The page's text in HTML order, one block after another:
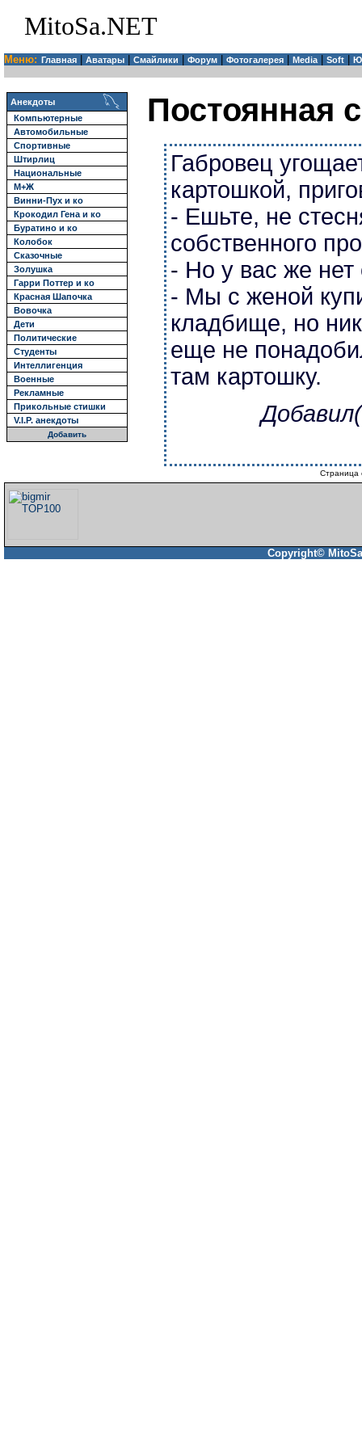
MitoSa.NET
Меню: Главная Аватары Смайлики Форум Фотогалерея Media| Soft
Анекдоты
Компьютерные
Автомобильные
Спортивные
Штирлиц
Национальные
М+Ж
Винни-Пух и ко
Крокодил Гена и ко
Буратино и ко
Колобок
Сказочные
Золушка
Гарри Поттер и ко
Красная Шапочка
Вовочка
Дети
Политические
Студенты
Интеллигенция
Военные
Рекламные
Прикольные стишки
V.I.P. анекдоты
Добавить
Постоянная
Габровец
картошкой,
- Ешьте, не
собственного
- Но у вас же нет
- Мы с женой
кладбище, но
еще не
там картошку.
Страница
Copyright©